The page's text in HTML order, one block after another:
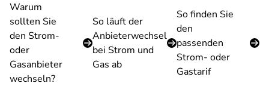
Warum
sollten Sie
den Strom-
oder
Gasanbieter
wechseln?
So läuft der
Anbieterwechsel
bei Strom und
Gas ab
So finden Sie
den
passenden
Strom- oder
Gastarif